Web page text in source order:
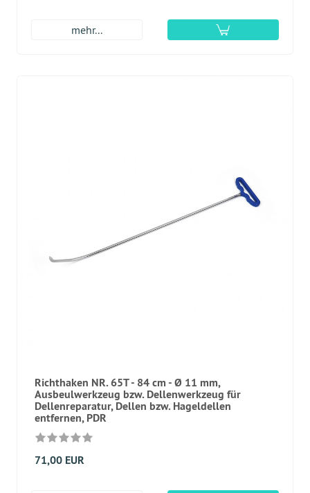
mehr...
Richthaken NR. 65T - 84 cm - Ø 11 mm,
Ausbeulwerkzeug bzw. Dellenwerkzeug für
Dellenreparatur, Dellen bzw. Hageldellen
entfernen, PDR
71,00 EUR